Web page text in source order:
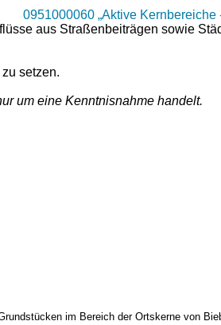
„Aktive Kernbereiche -
aus Straßenbeiträgen sowie
setzen.
um eine Kenntnisnahme handelt.
im Bereich der Ortskerne von